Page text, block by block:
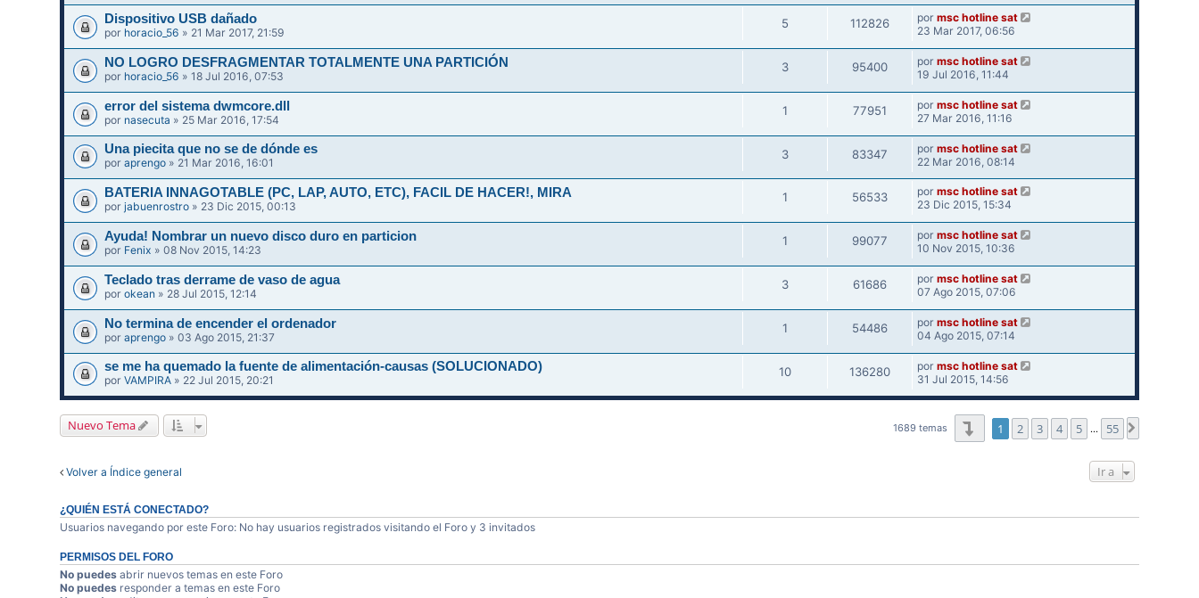
Dispositivo USB dañado
por horacio_56 » 21 Mar 2017, 21:59
5 112826 por msc hotline sat
23 Mar 2017, 06:56
NO LOGRO DESFRAGMENTAR TOTALMENTE UNA PARTICIÓN
por horacio_56 » 18 Jul 2016, 07:53
3 95400 por msc hotline sat
19 Jul 2016, 11:44
error del sistema dwmcore.dll
por nasecuta » 25 Mar 2016, 17:54
1 77951 por msc hotline sat
27 Mar 2016, 11:16
Una piecita que no se de dónde es
poraprengo » 21 Mar 2016, 16:01
3 83347 por msc hotline sat
22 Mar 2016, 08:14
BATERIA INNAGOTABLE (PC, LAP, AUTO, ETC), FACIL DE HACER!, MIRA
porjabuenrostro » 23 Dic 2015, 00:13
1 56533 por msc hotline sat
23 Dic 2015, 15:34
Ayuda! Nombrar un nuevo disco duro en particion
por Fenix » 08 Nov 2015, 14:23
1 99077 por msc hotline sat
10 Nov 2015, 10:36
Teclado tras derrame de vaso de agua
porokean » 28 Jul 2015, 12:14
3 61686 por msc hotline sat
07 Ago 2015, 07:06
No termina de encender el ordenador
poraprengo » 03 Ago 2015, 21:37
1 54486 por msc hotline sat
04 Ago 2015, 07:14
se me ha quemado la fuente de alimentación-causas (SOLUCIONADO)
porVAMPIRA » 22 Jul 2015, 20:21
10 136280 por msc hotline sat
31 Jul 2015, 14:56
Nuevo Tema 1689 temas Página1 de
1 2 3 4 5 … 55
Volver a Índice general Ir a
¿QUIÉN ESTÁ CONECTADO?
Usuarios navegando por este Foro: No hay usuarios registrados visitando el Foro y 3 invitados
PERMISOS DEL FORO
No puedes abrir nuevos temas en este Foro
No puedes responder a temas en este Foro